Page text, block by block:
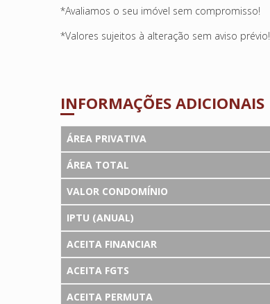
*Avaliamos o seu imóvel sem compromisso!
*Valores sujeitos à alteração sem aviso prévio!
INFORMAÇÕES ADICIONAIS
ÁREA PRIVATIVA
ÁREA TOTAL
VALOR CONDOMÍNIO
IPTU (ANUAL)
ACEITA FINANCIAR
ACEITA FGTS
ACEITA PERMUTA